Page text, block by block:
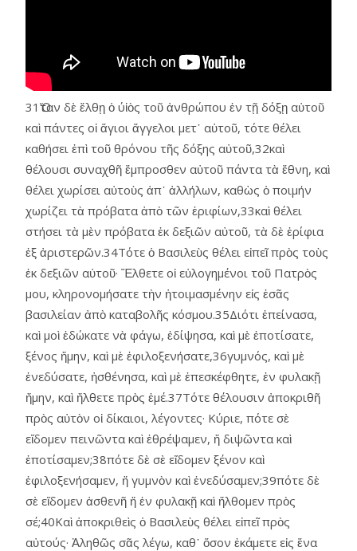
31Ὅταν δὲ ἔλθῃ ὁ ύἱὸς τοῦ ἀνθρώπου ἐν τῇ δόξῃ αὐτοῦ
καὶ πάντες οἱ ἅγιοι ἄγγελοι μετ᾿ αὐτοῦ, τότε θέλει
καθήσει ἐπὶ τοῦ θρόνου τῆς δόξης αὐτοῦ,32καὶ
θέλουσι συναχθῆ ἔμπροσθεν αὐτοῦ πάντα τὰ ἔθνη, καὶ
θέλει χωρίσει αὐτοὺς ἀπ᾿ ἀλλήλων, καθὼς ὁ ποιμήν
χωρίζει τὰ πρόβατα ἀπὸ τῶν ἐριφίων,33καὶ θέλει
στήσει τὰ μὲν πρόβατα ἐκ δεξιῶν αὐτοῦ, τὰ δὲ ἐρίφια
ἐξ ἀριστερῶν.34Τότε ὁ Βασιλεὺς θέλει εἰπεῖ πρὸς τοὺς
ἐκ δεξιῶν αὐτοῦ· Ἔλθετε οἱ εὐλογημένοι τοῦ Πατρὸς
μου, κληρονομήσατε τὴν ἡτοιμασμένην εἰς ἐσᾶς
βασιλείαν ἀπὸ καταβολῆς κόσμου.35Διότι ἐπείνασα,
καὶ μοὶ ἐδώκατε νὰ φάγω, ἐδίψησα, καὶ μὲ ἐποτίσατε,
ξένος ἤμην, καὶ μὲ ἐφιλοξενήσατε,36γυμνός, καὶ μὲ
ἐνεδύσατε, ἠσθένησα, καὶ μὲ ἐπεσκέφθητε, ἐν φυλακῇ
ἤμην, καὶ ἤλθετε πρὸς ἐμέ.37Τότε θέλουσιν ἀποκριθῆ
πρὸς αὐτὸν οἱ δίκαιοι, λέγοντες· Κύριε, πότε σὲ
εἴδομεν πεινῶντα καὶ ἐθρέψαμεν, ἤ διψῶντα καὶ
ἐποτίσαμεν;38πότε δὲ σὲ εἴδομεν ξένον καὶ
ἐφιλοξενήσαμεν, ἤ γυμνὸν καὶ ἐνεδύσαμεν;39πότε δὲ
σὲ εἴδομεν ἀσθενῆ ἤ ἐν φυλακῇ καὶ ἤλθομεν πρὸς
σέ;40Καὶ ἀποκριθεὶς ὁ Βασιλεὺς θέλει εἰπεῖ πρὸς
αὐτούς· Ἀληθῶς σᾶς λέγω, καθ᾿ ὅσον ἐκάμετε εἰς ἕνα